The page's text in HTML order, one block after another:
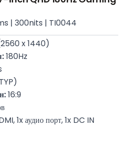
| 300nits | TI0044
x 1440)
180Hz
16:9
1x аудио порт, 1x DC IN